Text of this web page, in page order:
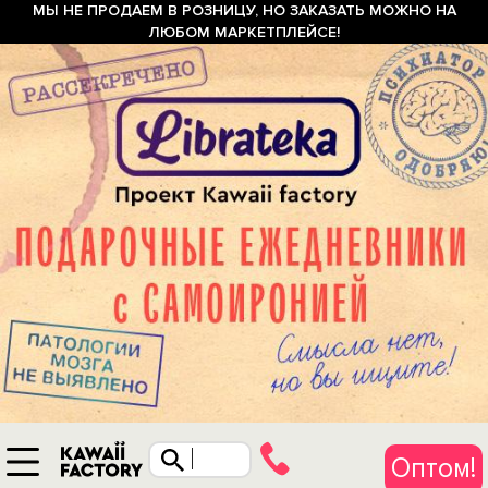
МЫ НЕ ПРОДАЕМ В РОЗНИЦУ, НО ЗАКАЗАТЬ МОЖНО НА
ЛЮБОМ МАРКЕТПЛЕЙСЕ!
Оптом!